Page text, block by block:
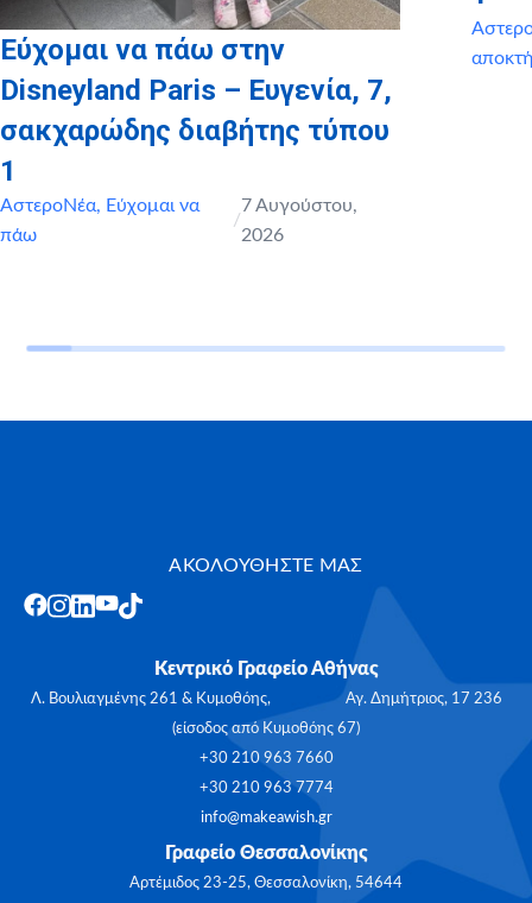
Εύχομαι να πάω στην
Disneyland Paris – Ευγενία, 7,
σακχαρώδης διαβήτης τύπου
1
ΑστεροΝέα, Εύχομαι να
πάω
/
7 Αυγούστου,
2026
ΑΚΟΛΟΥΘΗΣΤΕ ΜΑΣ
Κεντρικό Γραφείο Αθήνας
Λ. Βουλιαγμένης 261 & Κυμοθόης, Αγ. Δημήτριος, 17 236
(είσοδος από Κυμοθόης 67)
+30 210 963 7660
+30 210 963 7774
info@makeawish.gr
Γραφείο Θεσσαλονίκης
Αρτέμιδος 23-25, Θεσσαλονίκη, 54644